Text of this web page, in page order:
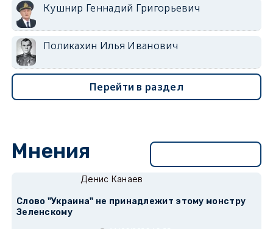
Кушнир Геннадий Григорьевич
Поликахин Илья Иванович
Перейти в раздел
Мнения
Денис Канаев
Слово "Украина" не принадлежит этому монстру
Зеленскому